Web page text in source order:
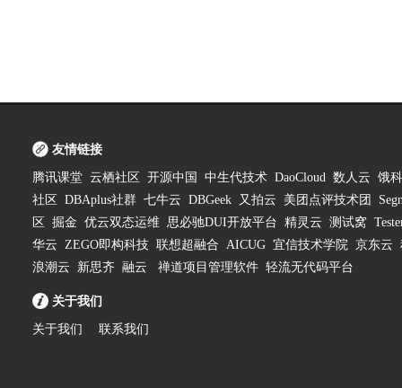
友情链接
腾讯课堂 云栖社区 开源中国 中生代技术 DaoCloud 数人云 饿
社区
DBAplus社群 七牛云 DBGeek 又拍云 美团点评技术团
区
掘金 优云双态运维 思必驰DUI开放平台 精灵云 测试窝
华云 ZEGO即构科技 联想超融合 AICUG 宜信技术学院 京东云
浪潮云
新思齐 融云 禅道项目管理软件 轻流无代码平台
关于我们
关于我们 联系我们